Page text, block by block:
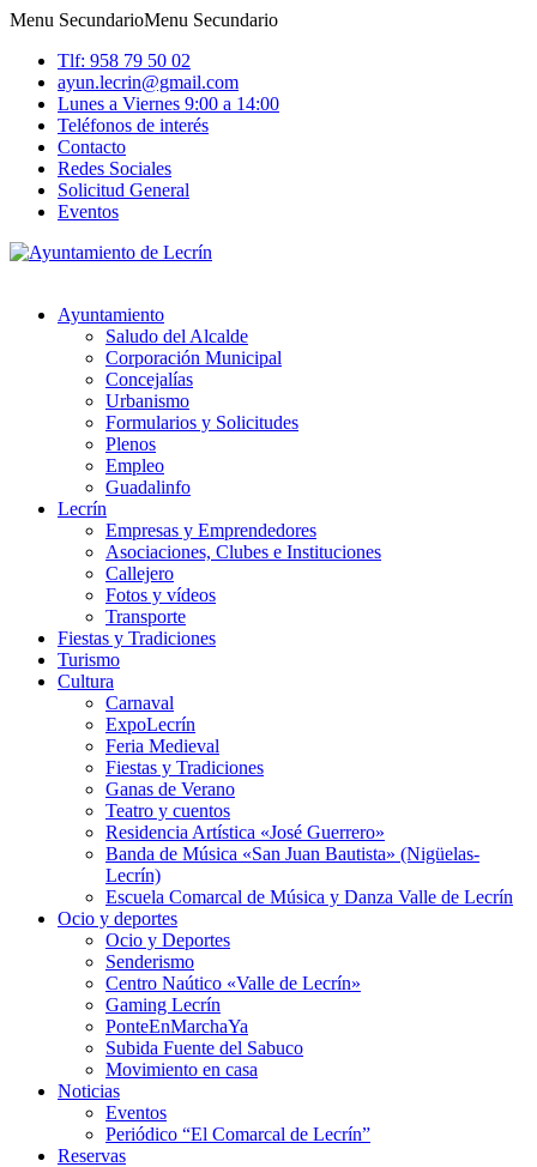
Menu SecundarioMenu Secundario
Tlf: 958 79 50 02
ayun.lecrin@gmail.com
Lunes a Viernes 9:00 a 14:00
Teléfonos de interés
Contacto
Redes Sociales
Solicitud General
Eventos
Ayuntamiento
Saludo del Alcalde
Corporación Municipal
Concejalías
Urbanismo
Formularios y Solicitudes
Plenos
Empleo
Guadalinfo
Lecrín
Empresas y Emprendedores
Asociaciones, Clubes e Instituciones
Callejero
Fotos y vídeos
Transporte
Fiestas y Tradiciones
Turismo
Cultura
Carnaval
ExpoLecrín
Feria Medieval
Fiestas y Tradiciones
Ganas de Verano
Teatro y cuentos
Residencia Artística «José Guerrero»
Banda de Música «San Juan Bautista» (Nigüelas-
Lecrín)
Escuela Comarcal de Música y Danza Valle de Lecrín
Ocio y deportes
Ocio y Deportes
Senderismo
Centro Naútico «Valle de Lecrín»
Gaming Lecrín
PonteEnMarchaYa
Subida Fuente del Sabuco
Movimiento en casa
Noticias
Eventos
Periódico “El Comarcal de Lecrín”
Reservas